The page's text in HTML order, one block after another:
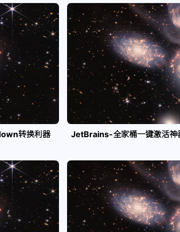
转换利器 JetBrains-全家桶一键激活神